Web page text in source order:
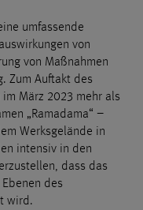
umfassende
von
von Maßnahmen
Zum Auftakt des
März 2023 mehr als
„Ramadama“ –
Werksgelände in
intensiv in den
dass das
des
wird.